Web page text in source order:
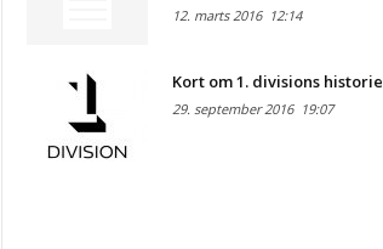
12. marts 201612:14
Kort om 1. divisions historie
29. september 201619:07